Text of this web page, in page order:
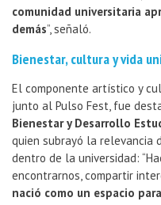
comunidad universitaria
demás”, señaló.
Bienestar, cultura y vida
El componente artístico y
junto al Pulso Fest, fue
Bienestar y Desarrollo
quien subrayó la relevancia
dentro de la universidad:
encontrarnos, compartir
nació como un espacio